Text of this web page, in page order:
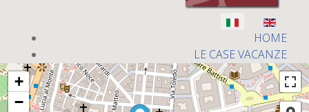
HOME
LE CASE VACANZE
BILOCALE FULL OPTIONAL! VIA TOLEDO
NAPOLI CENTRO
PALAZZO CIRELLA
+
−